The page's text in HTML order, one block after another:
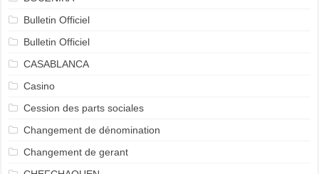
Bulletin Officiel
Bulletin Officiel
CASABLANCA
Casino
Cession des parts sociales
Changement de dénomination
Changement de gerant